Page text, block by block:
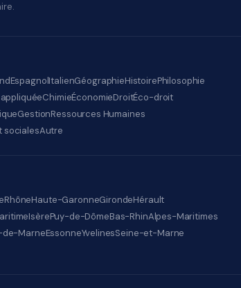
EspagnolItalienGéographieHistoirePhilosophie
ChimieÉconomieDroitÉco-droit
GestionRessources Humaines
socialesAutre
RhôneHaute-GaronneGirondeHérault
IsèrePuy-de-DômeBas-RhinAlpes-Maritimes
de-MarneEssonneYvelinesSeine-et-Marne